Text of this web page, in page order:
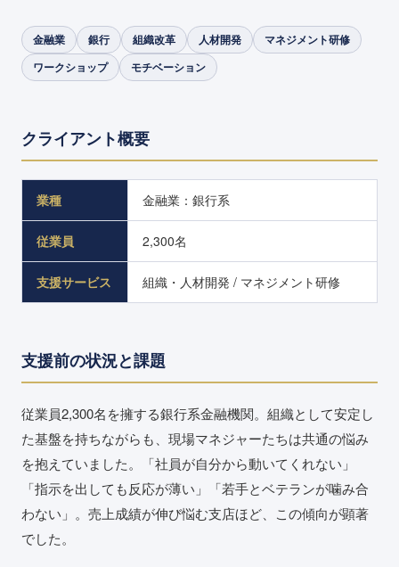
金融業 銀行 組織改革 人材開発
マネジメント研修
ワークショップ
モチベーション
クライアント概要
業種 金融業：銀行系
従業員 2,300名
支援サービス 組織・人材開発 / マネジメント研修
支援前の状況と課題
従業員2,300名を擁する銀行系金融機関。組織として安定し
た基盤を持ちながらも、現場マネジャーたちは共通の悩み
を抱えていました。「社員が自分から動いてくれない」
「指示を出しても反応が薄い」「若手とベテランが噛み合
わない」。売上成績が伸び悩む支店ほど、この傾向が顕著
でした。